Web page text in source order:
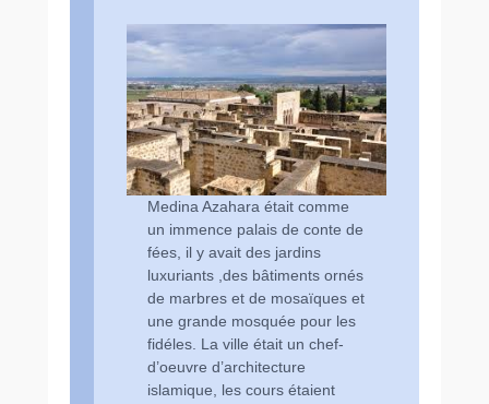
Medina Azahara était comme
un immence palais de conte de
fées, il y avait des jardins
luxuriants ,des bâtiments ornés
de marbres et de mosaïques et
une grande mosquée pour les
fidéles. La ville était un chef-
d’oeuvre d’architecture
islamique, les cours étaient